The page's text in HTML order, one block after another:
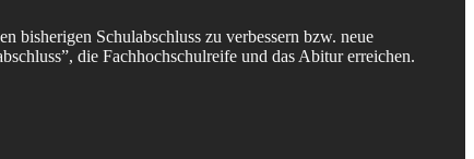
bisherigen Schulabschluss zu verbessern bzw. neue
die Fachhochschulreife und das Abitur erreichen.